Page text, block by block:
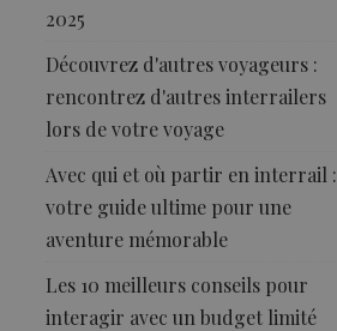
2025
Découvrez d'autres voyageurs :
rencontrez d'autres interrailers
lors de votre voyage
Avec qui et où partir en interrail :
votre guide ultime pour une
aventure mémorable
Les 10 meilleurs conseils pour
interagir avec un budget limité